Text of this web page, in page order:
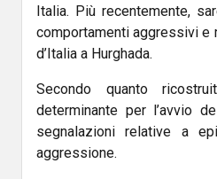
Italia. Più recentemente,
comportamenti aggressivi e
d’Italia a Hurghada.
Secondo quanto
determinante per l’avvio
segnalazioni relative a
aggressione.